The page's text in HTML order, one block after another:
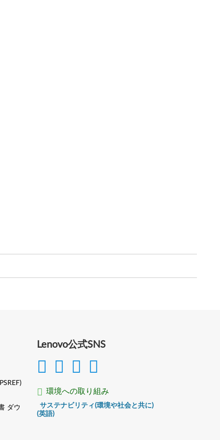
Lenovo公式SNS
環境への取り組み
サステナビリティ(環境や社会と共に)
(英語)
ダウ